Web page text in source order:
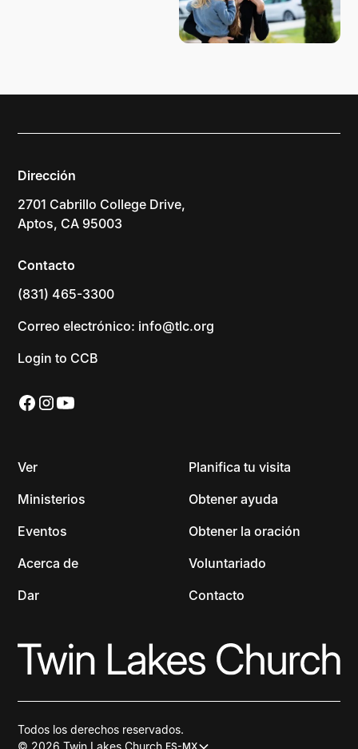
Dirección
2701 Cabrillo College Drive,
Aptos, CA 95003
Contacto
(831) 465-3300
Correo electrónico: info@tlc.org
Login to CCB
Ver
Ministerios
Eventos
Acerca de
Dar
Planifica tu visita
Obtener ayuda
Obtener la oración
Voluntariado
Contacto
ES-MX
Todos los derechos reservados.